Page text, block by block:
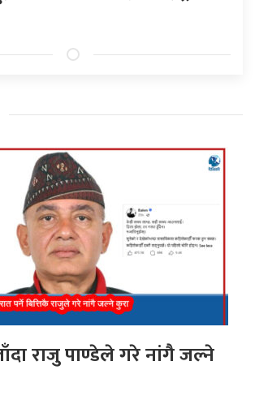
राजु पाण्डेले गरे नांगै जल्ने